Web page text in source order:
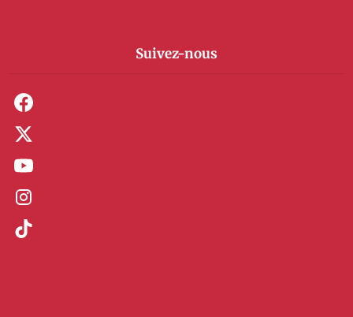
Suivez-nous